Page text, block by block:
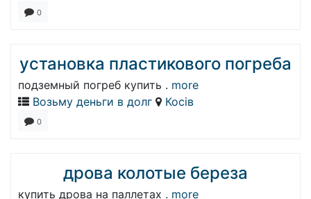
0
установка пластикового погреба
подземный погреб купить . more
Возьму деньги в долг
Косів
0
дрова колотые береза
купить дрова на паллетах . more